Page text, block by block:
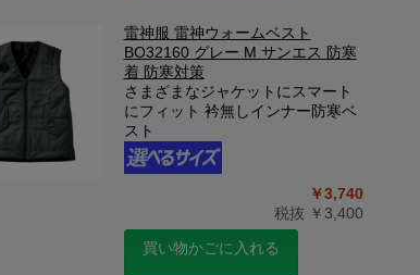
雷神服 雷神ウォームベスト
BO32160 グレー M サンエス 防寒
着 防寒対策
さまざまなジャケットにスマート
にフィット 衿無しインナー防寒ベ
スト
￥3,740
税抜 ￥3,400
買い物かごに入れる